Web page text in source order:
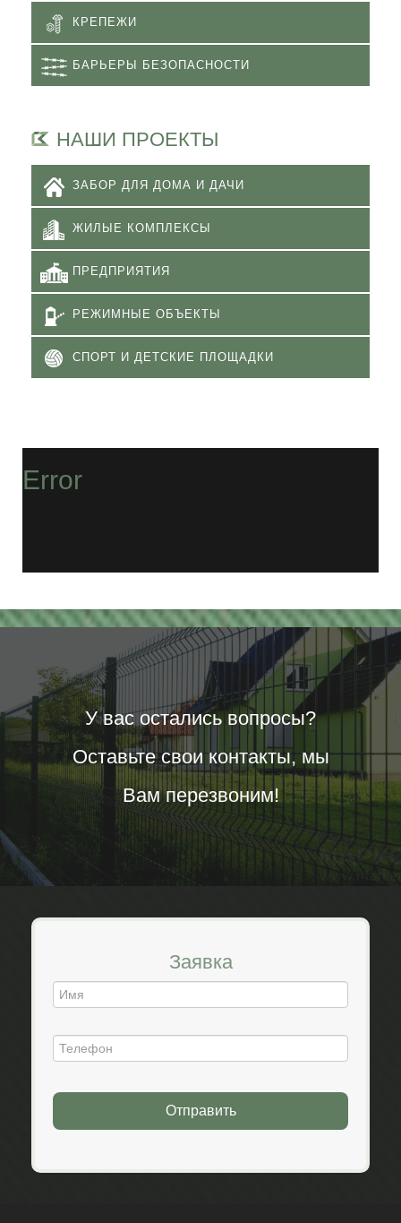
КРЕПЕЖИ
БАРЬЕРЫ БЕЗОПАСНОСТИ
НАШИ ПРОЕКТЫ
ЗАБОР ДЛЯ ДОМА И ДАЧИ
ЖИЛЫЕ КОМПЛЕКСЫ
ПРЕДПРИЯТИЯ
РЕЖИМНЫЕ ОБЪЕКТЫ
СПОРТ И ДЕТСКИЕ ПЛОЩАДКИ
Error
У вас остались вопросы?
Оставьте свои контакты, мы
Вам перезвоним!
Заявка
Отправить